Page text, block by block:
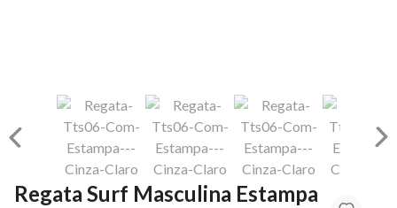
Regata Surf Masculina Estampa